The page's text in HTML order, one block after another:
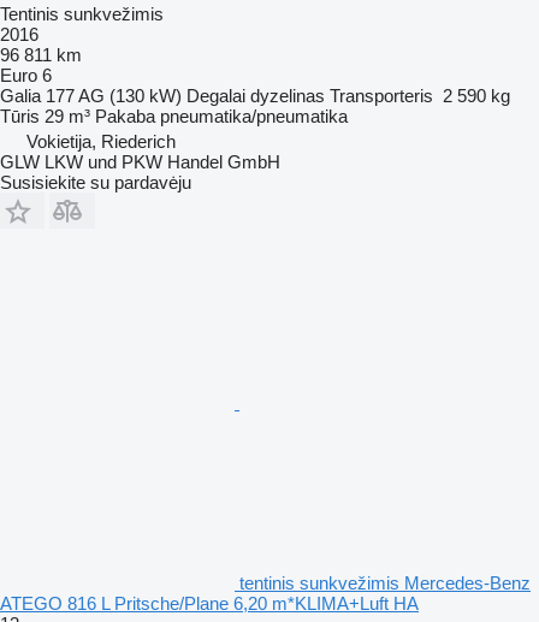
Tentinis sunkvežimis
2016
96 811 km
Euro 6
Galia 177 AG (130 kW) Degalai dyzelinas Transporteris 2 590 kg
Tūris 29 m³ Pakaba pneumatika/pneumatika
Vokietija, Riederich
GLW LKW und PKW Handel GmbH
Susisiekite su pardavėju
tentinis sunkvežimis Mercedes-Benz
ATEGO 816 L Pritsche/Plane 6,20 m*KLIMA+Luft HA